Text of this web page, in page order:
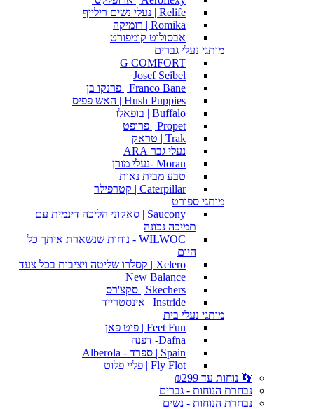
Relife | נעלי נשים רילייף
Romika | רומיקה
אבסולוט קומפורט
מותגי נעלי גברים
G COMFORT
Josef Seibel
Franco Bane | פרנקו בן
Hush Puppies | האש פפיס
Buffalo | בופאלו
Propet | פרופט
Trak | טראק
נעלי גבר ARA
Moran -נעלי מורן
טבע מבית נאות
Caterpillar | קטרפילר
מותגי ספורט
Saucony | סאקוני הליכה דינמית עם
תמיכה נכונה
WILWOC - נוחות שנשארת איתך כל
היום
Xelero | קסלרו שליטה ויציבות בכל צעד
New Balance
Skechers | סקצ'רס
Instride | אינסטרייד
מותגי נעלי בית
Feet Fun | פיט פאן
Dafna- דפנה
Spain | ספרד - Alberola
Fly Flot | פליי פלוט
👣 נוחות עד ₪299
נבחרת הנוחות - גברים
נבחרת הנוחות - נשים